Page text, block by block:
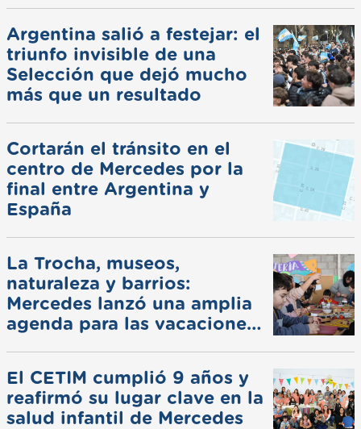
Argentina salió a festejar: el
triunfo invisible de una
Selección que dejó mucho
más que un resultado
Cortarán el tránsito en el
centro de Mercedes por la
final entre Argentina y
España
La Trocha, museos,
naturaleza y barrios:
Mercedes lanzó una amplia
agenda para las vacaciones
El CETIM cumplió 9 años y
reafirmó su lugar clave en la
salud infantil de Mercedes